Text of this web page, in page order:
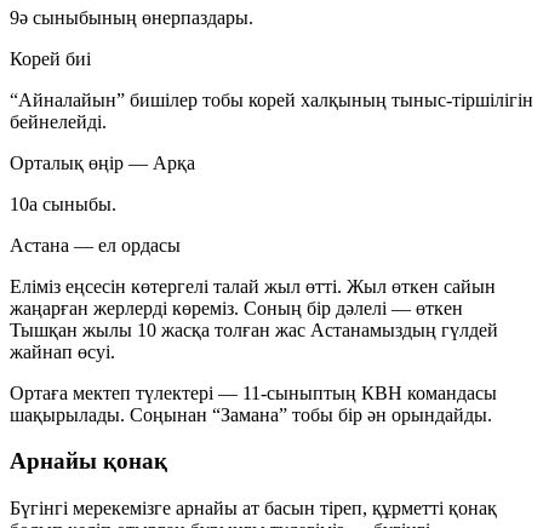
9ә сыныбының өнерпаздары.
Корей биі
“Айналайын” бишілер тобы корей халқының тыныс-тіршілігін
бейнелейді.
Орталық өңір — Арқа
10а сыныбы.
Астана — ел ордасы
Еліміз еңсесін көтергелі талай жыл өтті. Жыл өткен сайын
жаңарған жерлерді көреміз. Соның бір дәлелі — өткен
Тышқан жылы 10 жасқа толған жас Астанамыздың гүлдей
жайнап өсуі.
Ортаға мектеп түлектері — 11-сыныптың КВН командасы
шақырылады. Соңынан “Замана” тобы бір ән орындайды.
Арнайы қонақ
Бүгінгі мерекемізге арнайы ат басын тіреп, құрметті қонақ